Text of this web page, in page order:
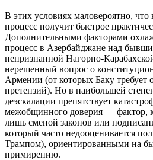
В этих условиях маловероятно,
процесс получит быстрое
Дополнительными факторами
процесс в Азербайджане над
непризнанной Нагорно-
нерешенный вопрос о
Армении (от которых Баку требует
претензий). Но в наибольшей
деэскалации препятствует
межобщинного доверия — фактор,
лишь сменой законов или
который часто недооценивается
Трампом), ориентированными на
примирению.